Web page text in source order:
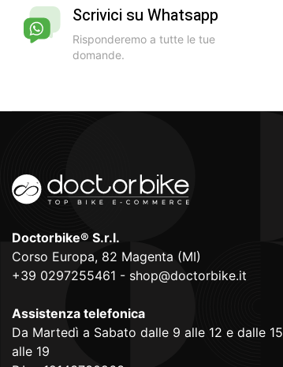
Scrivici su Whatsapp
Risponderemo a tutte le tue
domande.
Doctorbike® S.r.l.
Corso Europa, 82 Magenta (MI)
+39 0297255461 - shop@doctorbike.it
Assistenza telefonica
Da Martedì a Sabato dalle 9 alle 12 e dalle 15
alle 19